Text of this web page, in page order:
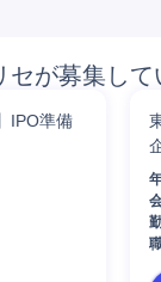
セが募集して
IPO準備